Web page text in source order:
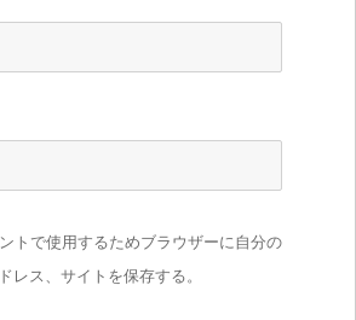
トで使用するためブラウザーに自分の
レス、サイトを保存する。